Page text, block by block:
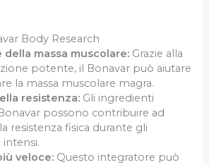
Body Research
massa muscolare: Grazie alla
potente, il Bonavar può aiutare
la massa muscolare magra.
resistenza: Gli ingredienti
possono contribuire ad
resistenza fisica durante gli
veloce: Questo integratore può